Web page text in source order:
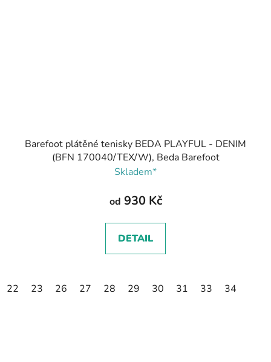
Barefoot plátěné tenisky BEDA PLAYFUL - DENIM
(BFN 170040/TEX/W), Beda Barefoot
Skladem*
od 930 Kč
DETAIL
22 23 26 27 28 29 30 31 33 34